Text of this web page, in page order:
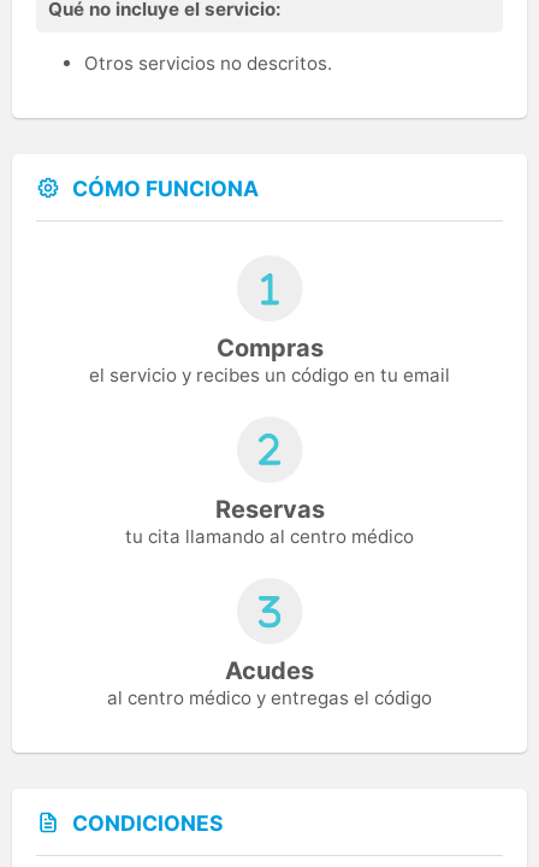
Qué no incluye el servicio:
Otros servicios no descritos.
CÓMO FUNCIONA
Compras
el servicio y recibes un código en tu email
Reservas
tu cita llamando al centro médico
Acudes
al centro médico y entregas el código
CONDICIONES